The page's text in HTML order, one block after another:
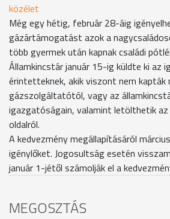
közélet
Még egy hétig, február 28-áig
gázártámogatást azok a
több gyermek után kapnak családi
Államkincstár január 15-ig küldte ki az
érintetteknek, akik viszont nem kapták
gázszolgáltatótól, vagy az
igazgatóságain, valamint letölthetik az
oldalról.
A kedvezmény megállapításáról
igénylőket. Jogosultság esetén
január 1-jétől számolják el a
MEGOSZTÁS